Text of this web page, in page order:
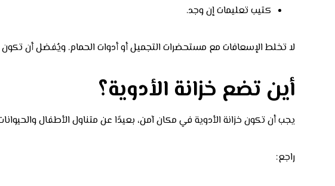
كتيب تعليمات إن وجد.
لا تخلط الإسعافات مع مستحضرات التجميل أو أدوات الحمام. ويُفضل أن
أين تضع خزانة الأدوية؟
يجب أن تكون خزانة الأدوية في مكان آمن، بعيدًا عن متناول الأطفال
راجع: